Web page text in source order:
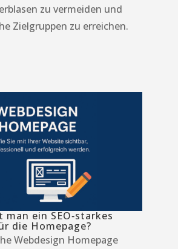
zu vermeiden und
Zielgruppen zu erreichen.
ein SEO‑starkes
die Homepage?
Webdesign Homepage